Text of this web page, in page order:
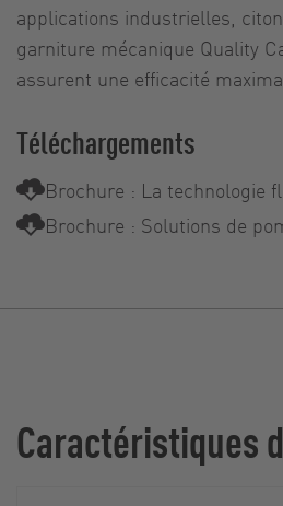
applications industrielles,
garniture mécanique Quality
assurent une efficacité
Téléchargements
Brochure : La technologie
Brochure : Solutions de
Caractéristiques